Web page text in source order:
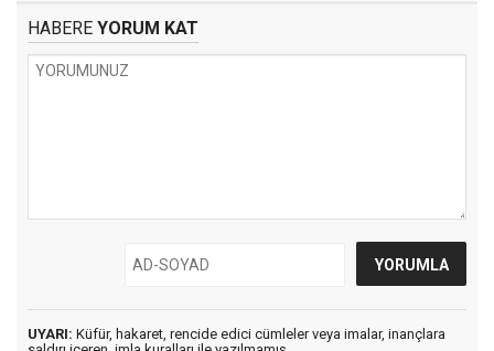
HABERE YORUM KAT
UYARI: Küfür, hakaret, rencide edici cümleler veya imalar, inançlara